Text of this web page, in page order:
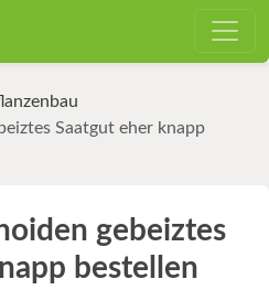
Saatgut eher knapp
gebeiztes
bestellen